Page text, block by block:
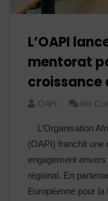
L’OAPI
mentorat
croissance
OAPI No
L’Organisation
(OAPI) franchit une
engagement
régional. En
Européenne pour